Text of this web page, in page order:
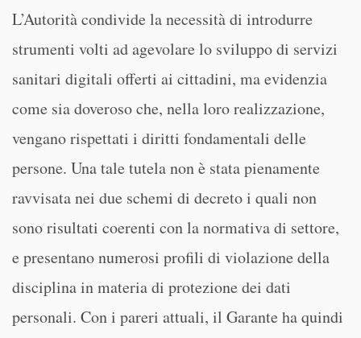
L’Autorità condivide la necessità di introdurre
strumenti volti ad agevolare lo sviluppo di servizi
sanitari digitali offerti ai cittadini, ma evidenzia
come sia doveroso che, nella loro realizzazione,
vengano rispettati i diritti fondamentali delle
persone. Una tale tutela non è stata pienamente
ravvisata nei due schemi di decreto i quali non
sono risultati coerenti con la normativa di settore,
e presentano numerosi profili di violazione della
disciplina in materia di protezione dei dati
personali. Con i pareri attuali, il Garante ha quindi